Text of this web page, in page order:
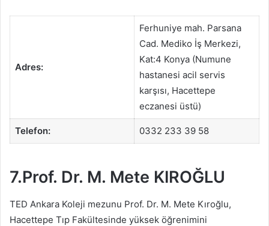
Adres:
Ferhuniye mah. Parsana
Cad. Mediko İş Merkezi,
Kat:4 Konya (Numune
hastanesi acil servis
karşısı, Hacettepe
eczanesi üstü)
Telefon: 0332 233 39 58
7.Prof. Dr. M. Mete KIROĞLU
TED Ankara Koleji mezunu Prof. Dr. M. Mete Kıroğlu,
Hacettepe Tıp Fakültesinde yüksek öğrenimini